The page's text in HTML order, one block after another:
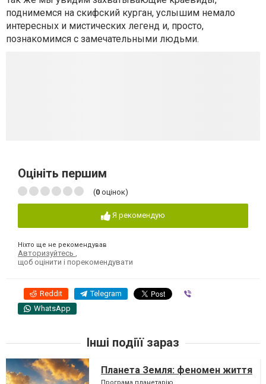
поднимемся на скифский курган, услышим немало
интересных и мистических легенд и, просто,
познакомимся с замечательными людьми.
Оцініть першим
(0 оцінок)
Я рекомендую
Ніхто ще не рекомендував
Авторизуйтесь
щоб оцінити і порекомендувати
Reddit Telegram
WhatsApp
Інші подіїї зараз
Планета Земля: феномен життя
Програма планетарію